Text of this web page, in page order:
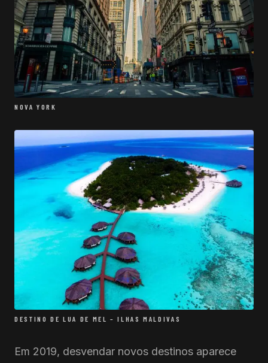
NOVA YORK
DESTINO DE LUA DE MEL – ILHAS MALDIVAS
Em 2019, desvendar novos destinos aparece